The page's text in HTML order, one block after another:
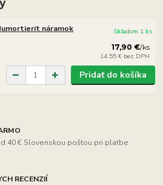
náramok
17,90 €/ks
14,55 € bez DPH
Skladom 1 ks
Pridať do košíka
40 € Slovenskou poštou pri platbe
RECENZIÍ